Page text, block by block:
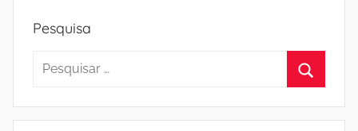
Pesquisa
Pesquisar